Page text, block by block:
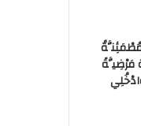
مَرْضِيَّةً